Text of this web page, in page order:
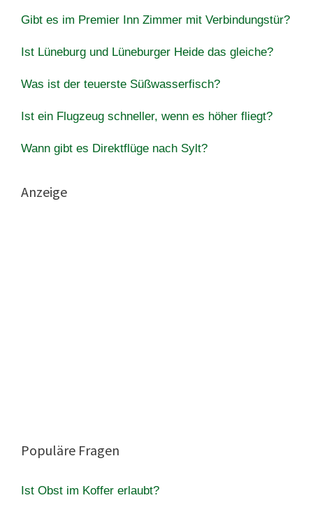
Gibt es im Premier Inn Zimmer mit Verbindungstür?
Ist Lüneburg und Lüneburger Heide das gleiche?
Was ist der teuerste Süßwasserfisch?
Ist ein Flugzeug schneller, wenn es höher fliegt?
Wann gibt es Direktflüge nach Sylt?
Anzeige
Populäre Fragen
Ist Obst im Koffer erlaubt?